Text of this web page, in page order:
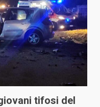
tifosi del